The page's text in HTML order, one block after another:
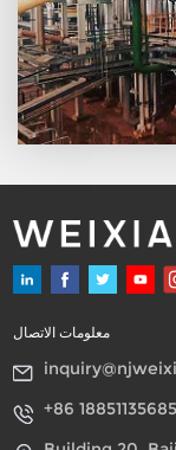
معلومات الاتصال
+86 18851135685